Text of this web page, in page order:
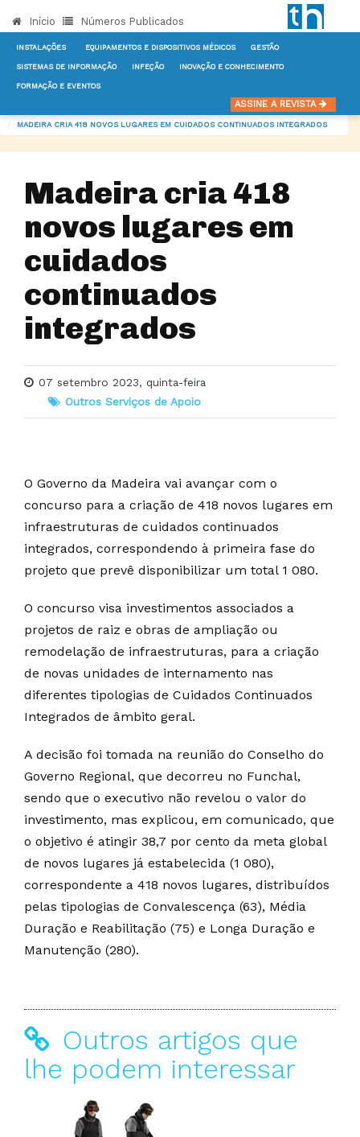
Início Números Publicados
INSTALAÇÕES EQUIPAMENTOS E DISPOSITIVOS MÉDICOS GESTÃO
SISTEMAS DE INFORMAÇÃO INFEÇÃO INOVAÇÃO E CONHECIMENTO
FORMAÇÃO E EVENTOS
ASSINE A REVISTA
MADEIRA CRIA 418 NOVOS LUGARES EM CUIDADOS CONTINUADOS INTEGRADOS
Madeira cria 418
novos lugares em
cuidados
continuados
integrados
07 setembro 2023, quinta-feira
Outros Serviços de Apoio
O Governo da Madeira vai avançar com o
concurso para a criação de 418 novos lugares em
infraestruturas de cuidados continuados
integrados, correspondendo à primeira fase do
projeto que prevê disponibilizar um total 1 080.
O concurso visa investimentos associados a
projetos de raiz e obras de ampliação ou
remodelação de infraestruturas, para a criação
de novas unidades de internamento nas
diferentes tipologias de Cuidados Continuados
Integrados de âmbito geral.
A decisão foi tomada na reunião do Conselho do
Governo Regional, que decorreu no Funchal,
sendo que o executivo não revelou o valor do
investimento, mas explicou, em comunicado, que
o objetivo é atingir 38,7 por cento da meta global
de novos lugares já estabelecida (1 080),
correspondente a 418 novos lugares, distribuídos
pelas tipologias de Convalescença (63), Média
Duração e Reabilitação (75) e Longa Duração e
Manutenção (280).
Outros artigos que
lhe podem interessar